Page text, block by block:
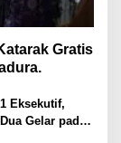
Gratis
Eksekutif,
Gelar pada